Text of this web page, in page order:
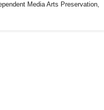
Media Arts Preservation,